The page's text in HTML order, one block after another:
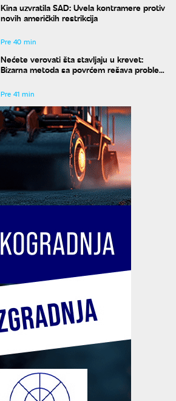
Kina uzvratila SAD: Uvela kontramere protiv
novih američkih restrikcija
Pre 40 min
Nećete verovati šta stavljaju u krevet:
Bizarna metoda sa povrćem rešava problem
Pre 41 min